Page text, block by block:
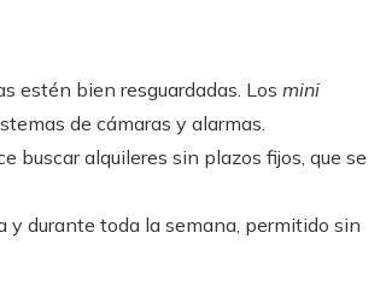
estén bien resguardadas. Los mini
de cámaras y alarmas.
buscar alquileres sin plazos fijos, que se
y durante toda la semana, permitido sin